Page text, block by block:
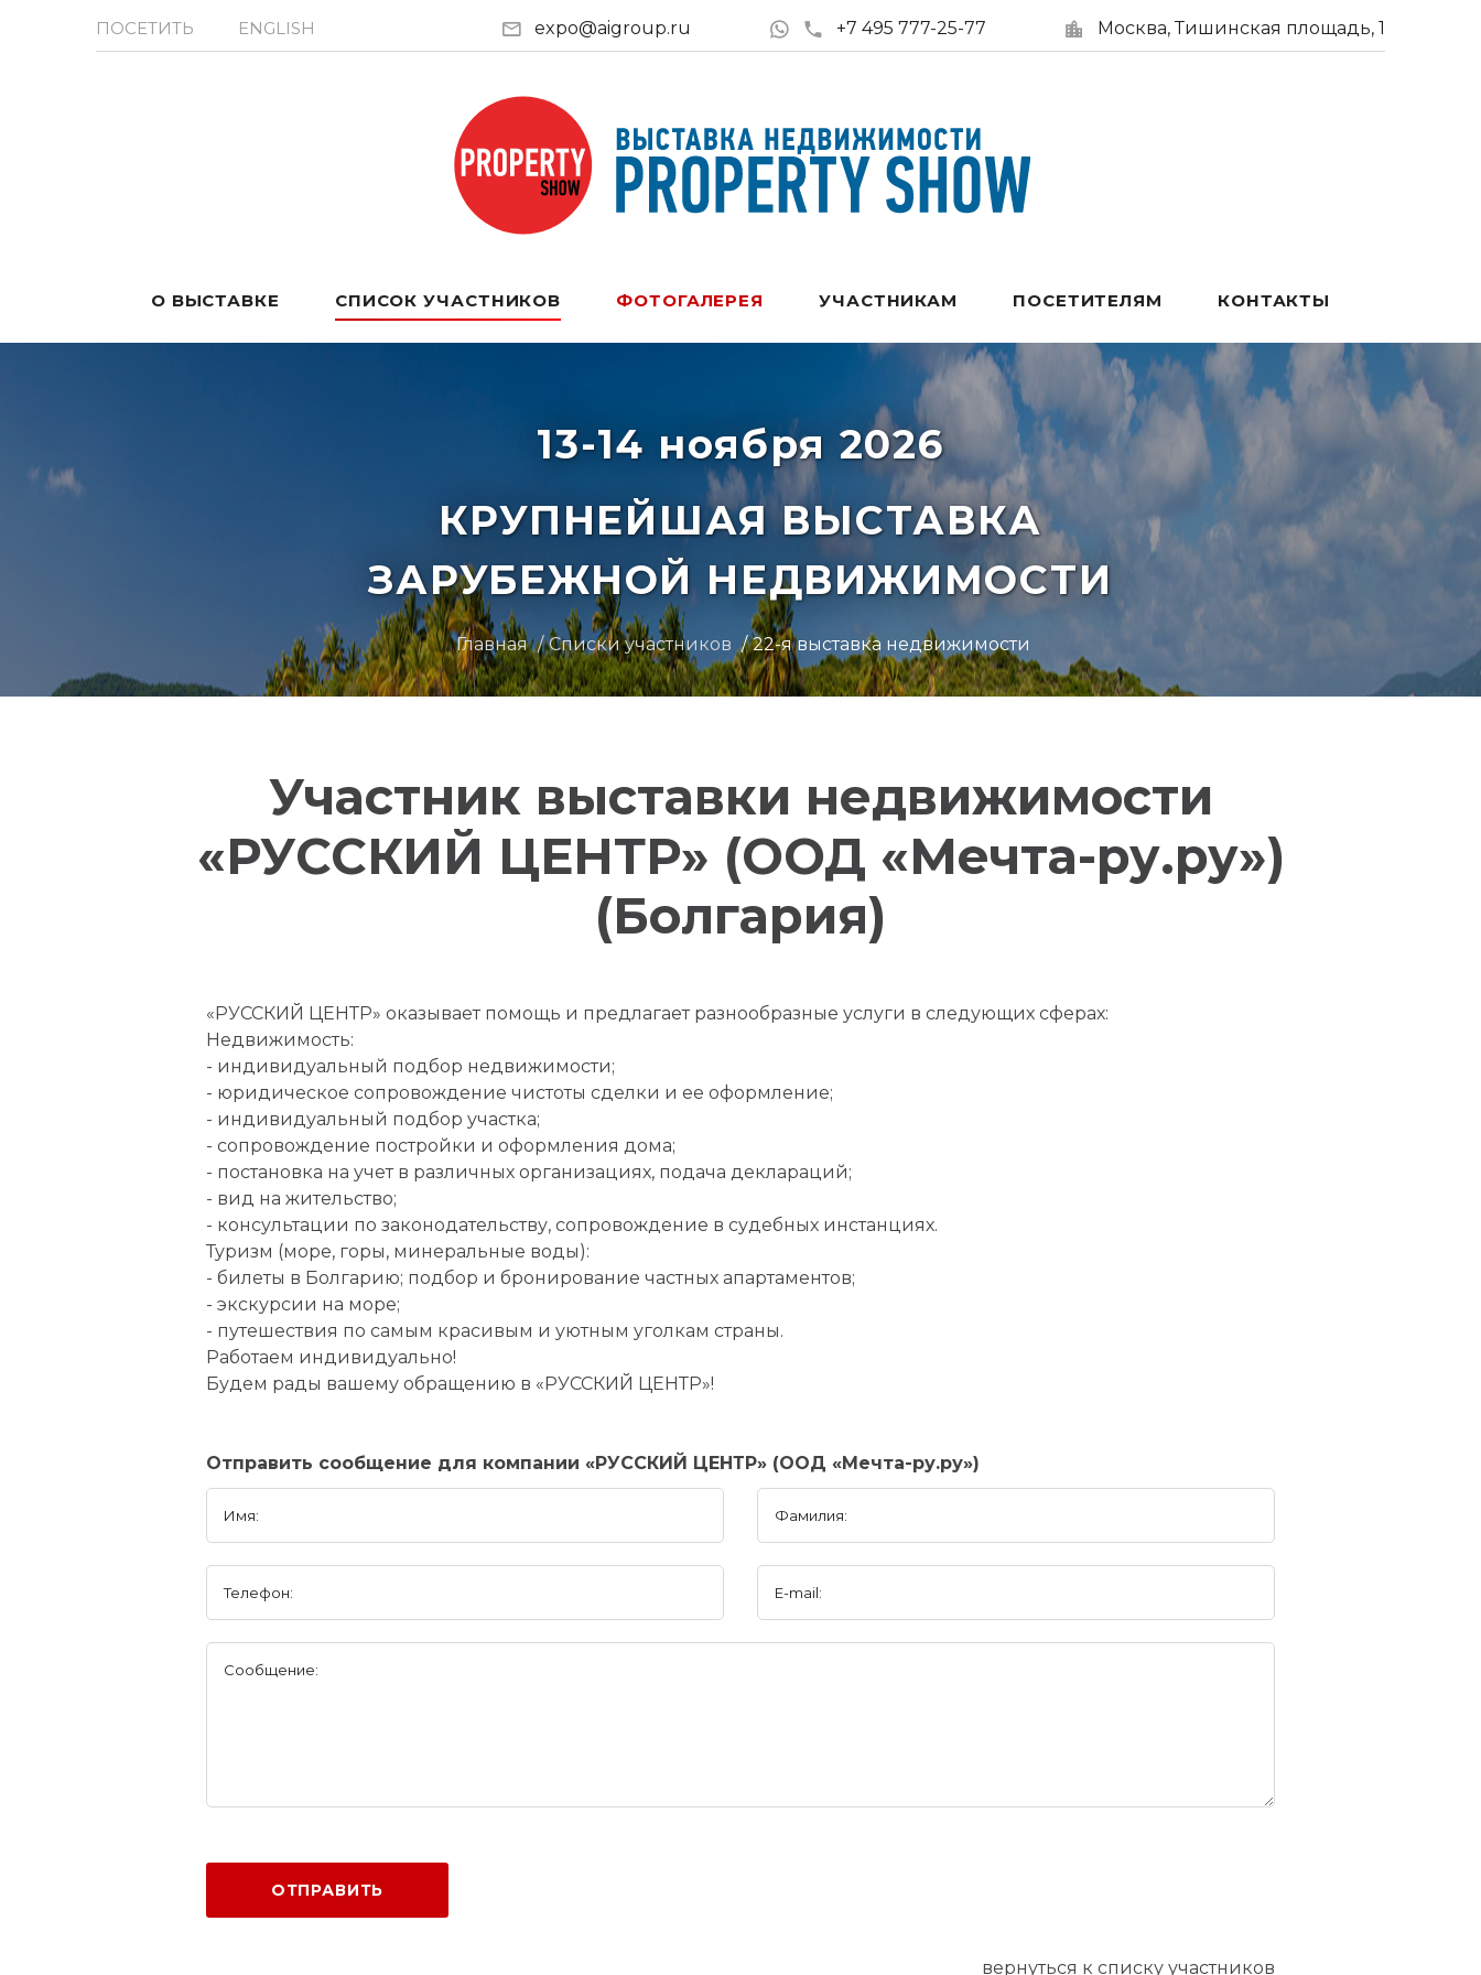
ПОСЕТИТЬ ENGLISH expo@aigroup.ru +7 495 777-25-77 Москва, Тишинская площадь, 1
О ВЫСТАВКЕ СПИСОК УЧАСТНИКОВ ФОТОГАЛЕРЕЯ УЧАСТНИКАМ ПОСЕТИТЕЛЯМ КОНТАКТЫ
13-14 ноября 2026
КРУПНЕЙШАЯ ВЫСТАВКА
ЗАРУБЕЖНОЙ НЕДВИЖИМОСТИ
Главная Списки участников 22-я выставка недвижимости
Участник выставки недвижимости
«РУССКИЙ ЦЕНТР» (ООД «Мечта-ру.ру»)
(Болгария)
«РУССКИЙ ЦЕНТР» оказывает помощь и предлагает разнообразные услуги в следующих сферах:
Недвижимость:
- индивидуальный подбор недвижимости;
- юридическое сопровождение чистоты сделки и ее оформление;
- индивидуальный подбор участка;
- сопровождение постройки и оформления дома;
- постановка на учет в различных организациях, подача деклараций;
- вид на жительство;
- консультации по законодательству, сопровождение в судебных инстанциях.
Туризм (море, горы, минеральные воды):
- билеты в Болгарию; подбор и бронирование частных апартаментов;
- экскурсии на море;
- путешествия по самым красивым и уютным уголкам страны.
Работаем индивидуально!
Будем рады вашему обращению в «РУССКИЙ ЦЕНТР»!
Отправить сообщение для компании «РУССКИЙ ЦЕНТР» (ООД «Мечта-ру.ру»)
Имя: Фамилия:
Телефон: E-mail:
Сообщение:
ОТПРАВИТЬ
вернуться к списку участников